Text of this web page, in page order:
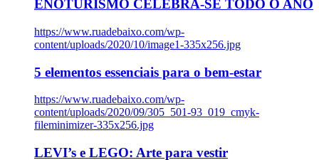
ENOTURISMO CELEBRA-SE TODO O ANO
https://www.ruadebaixo.com/wp-
content/uploads/2020/10/image1-335x256.jpg
5 elementos essenciais para o bem-estar
https://www.ruadebaixo.com/wp-
content/uploads/2020/09/305_501-93_019_cmyk-
fileminimizer-335x256.jpg
LEVI’s e LEGO: Arte para vestir